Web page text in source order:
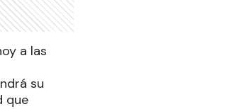
a las
su
que